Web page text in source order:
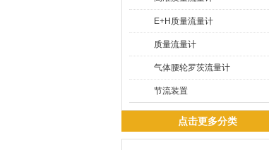
E+H质量流量计
质量流量计
气体腰轮罗茨流量计
节流装置
点击更多分类